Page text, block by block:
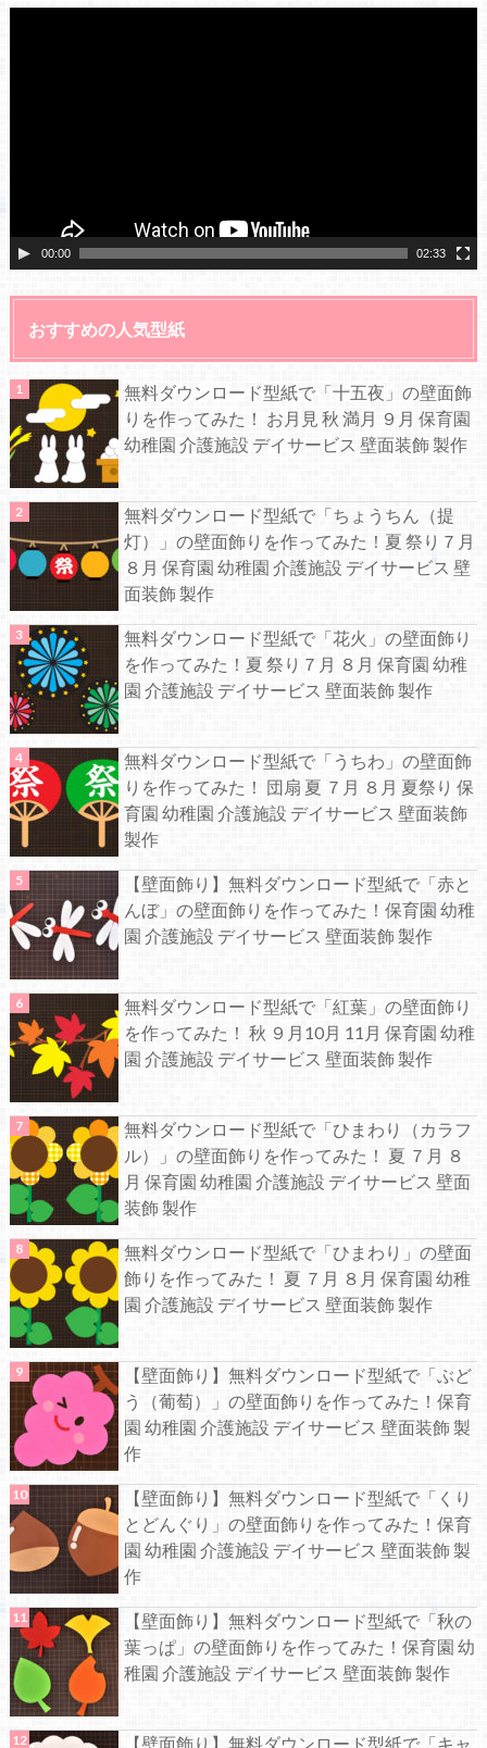
00:00 02:33
おすすめの人気型紙
無料ダウンロード型紙で「十五夜」の壁面飾
りを作ってみた！ お月見 秋 満月 ９月 保育園
幼稚園 介護施設 デイサービス 壁面装飾 製作
無料ダウンロード型紙で「ちょうちん（提
灯）」の壁面飾りを作ってみた！夏 祭り７月
８月 保育園 幼稚園 介護施設 デイサービス 壁
面装飾 製作
無料ダウンロード型紙で「花火」の壁面飾り
を作ってみた！夏 祭り７月 ８月 保育園 幼稚
園 介護施設 デイサービス 壁面装飾 製作
無料ダウンロード型紙で「うちわ」の壁面飾
りを作ってみた！ 団扇 夏 ７月 ８月 夏祭り 保
育園 幼稚園 介護施設 デイサービス 壁面装飾
製作
【壁面飾り】無料ダウンロード型紙で「赤と
んぼ」の壁面飾りを作ってみた！保育園 幼稚
園 介護施設 デイサービス 壁面装飾 製作
無料ダウンロード型紙で「紅葉」の壁面飾り
を作ってみた！ 秋 ９月10月 11月 保育園 幼稚
園 介護施設 デイサービス 壁面装飾 製作
無料ダウンロード型紙で「ひまわり（カラフ
ル）」の壁面飾りを作ってみた！ 夏 ７月 ８
月 保育園 幼稚園 介護施設 デイサービス 壁面
装飾 製作
無料ダウンロード型紙で「ひまわり」の壁面
飾りを作ってみた！ 夏 ７月 ８月 保育園 幼稚
園 介護施設 デイサービス 壁面装飾 製作
【壁面飾り】無料ダウンロード型紙で「ぶど
う（葡萄）」の壁面飾りを作ってみた！保育
園 幼稚園 介護施設 デイサービス 壁面装飾 製
作
【壁面飾り】無料ダウンロード型紙で「くり
とどんぐり」の壁面飾りを作ってみた！保育
園 幼稚園 介護施設 デイサービス 壁面装飾 製
作
【壁面飾り】無料ダウンロード型紙で「秋の
葉っぱ」の壁面飾りを作ってみた！保育園 幼
稚園 介護施設 デイサービス 壁面装飾 製作
【壁面飾り】無料ダウンロード型紙で「キャ